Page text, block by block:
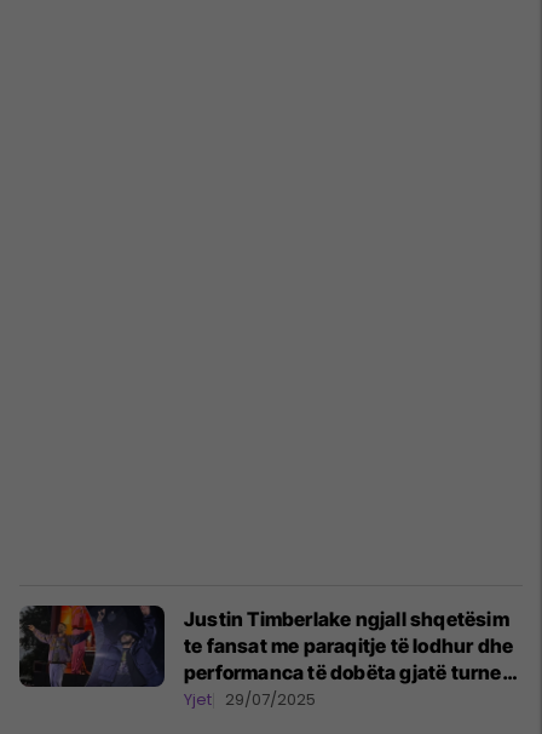
Justin Timberlake ngjall shqetësim
te fansat me paraqitje të lodhur dhe
performanca të dobëta gjatë turneut
botëror
Yjet 29/07/2025